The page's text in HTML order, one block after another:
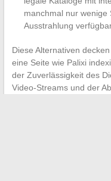
manchmal nur wenige
Ausstrahlung
Diese Alternativen
eine Seite wie Palixi
der Zuverlässigkeit des
Video-Streams und der